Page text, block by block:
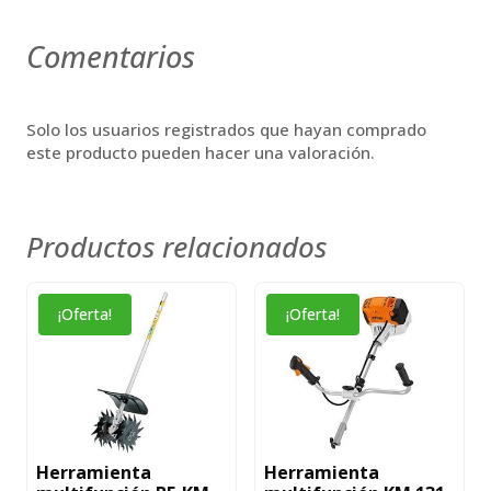
Comentarios
Solo los usuarios registrados que hayan comprado
este producto pueden hacer una valoración.
Productos relacionados
¡Oferta!
Herramienta
¡Oferta!
Herramienta